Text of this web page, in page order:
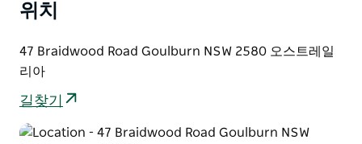
위치
47 Braidwood Road Goulburn NSW 2580 오스트레일
리아
길찾기